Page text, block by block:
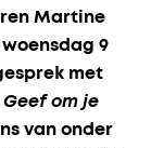
Martine
9
met
Geef om je
van onder